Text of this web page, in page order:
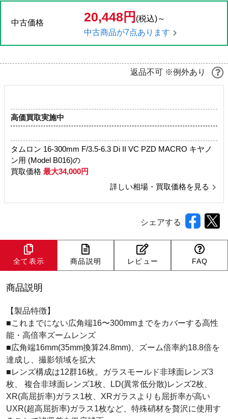
中古価格 20,448円 (税込)～
中古商品が7点あります
返品不可 ※例外あり
高価買取実施中
タムロン 16-300mm F/3.5-6.3 Di II VC PZD MACRO キヤノ
ン用 (Model B016)の
買取価格 最大34,000円
詳しい相場・買取価格を見る
シェアする
全て表示 商品説明 レビュー FAQ
商品説明
【製品特徴】
■これまでにない広角端16〜300mmまでをカバーする高性
能・高倍率ズームレンズ
■広角端16mm(35mm換算24.8mm)、ズーム倍率約18.8倍を
達成し、撮影領域を拡大
■レンズ構成は12群16枚。ガラスモールド非球面レンズ3
枚、 複合非球面レンズ1枚、LD(異常低分散)レンズ2枚、
XR(高屈折率)ガラス1枚、XRガラスよりも屈折率が高い
UXR(超高屈折率)ガラス1枚など、特殊硝材を贅沢に使用す